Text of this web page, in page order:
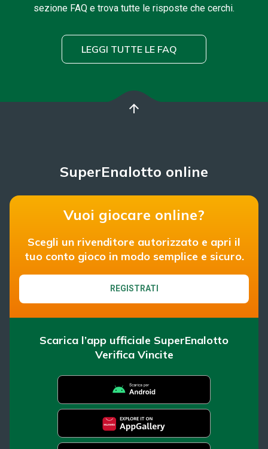
sezione FAQ e trova tutte le risposte che cerchi.
LEGGI TUTTE LE FAQ
arrow_upward
SuperEnalotto online
Vuoi giocare online?
Scegli un rivenditore autorizzato e apri il
tuo conto gioco in modo semplice e sicuro.
REGISTRATI
Scarica l’app ufficiale SuperEnalotto
Verifica Vincite
SuperEnalotto